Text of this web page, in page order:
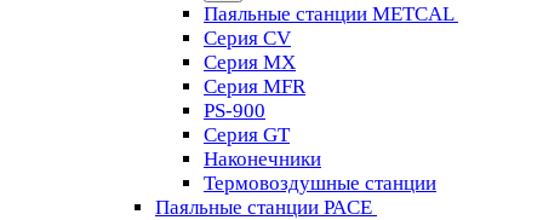
Паяльные станции METCAL
Серия CV
Серия MX
Серия MFR
PS-900
Серия GT
Наконечники
Термовоздушные станции
Паяльные станции PACE